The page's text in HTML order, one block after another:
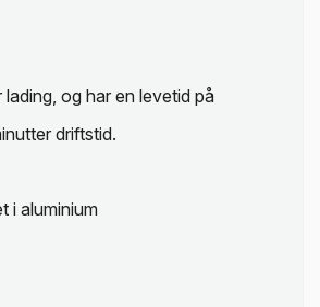
og har en levetid på
driftstid.
i aluminium